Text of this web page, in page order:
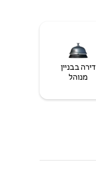
דירה בבניין
מנוהל